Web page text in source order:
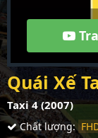
Quái Xế
Taxi 4 (2007)
Chất lượng: